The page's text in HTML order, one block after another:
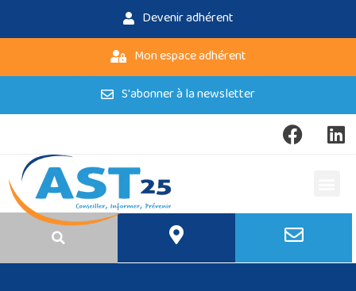
Devenir adhérent
Mon espace adhérent
S'abonner à la newsletter